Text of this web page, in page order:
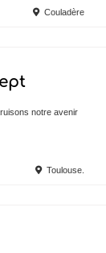
Couladère
notre avenir
Toulouse.